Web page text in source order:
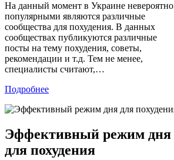
На данный момент в Украине невероятно
популярными являются различные
сообщества для похудения. В данных
сообществах публикуются различные
посты на тему похудения, советы,
рекомендации и т.д. Тем не менее,
специалисты считают,…
Подробнее
Эффективный режим дня
для похудения